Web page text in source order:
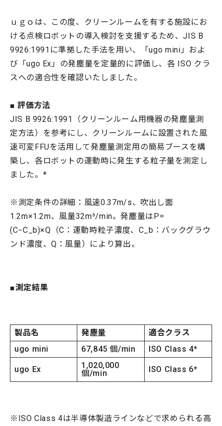
ｕｇｏは、この度、クリーンルームを有する施設にお
ける点検ロボットの導入検討を支援するため、JIS B
9926:1991に準拠した手法を用い、「ugo mini」およ
び「ugo Ex」の発塵量を定量的に評価し、各 ISO クラ
スへの適合性を確認いたしました。
■評価方法
JIS B 9926:1991（クリーンルーム用機器の発塵量測
定方法）を参考にし、クリーンルームに設置された風
速可変FFUを活用して発塵量測定用の簡易ブースを構
築し、各ロボットの運動時に発生する粒子量を測定し
ました。*
※測定条件の詳細：風速0.37m/s、吹出し面
1.2m×1.2m、風量32m³/min。発塵量はP=
(C−C_b)×Q（C：運動時粒子濃度、C_b：バックグラウ
ンド濃度、Q：風量）により算出。
■測定結果
製品名 発塵量
適合クラス
ugo mini
67,845 個/min ISO Class 4*
ugo Ex
1,020,000
個/min
ISO Class 6*
※ISO Class 4は半導体製造ラインなどで求められる高